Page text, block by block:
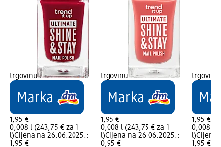
trgovinu
1,95 €
0,008 l (243,75 € za 1
l)Cijena na 26.06.2025.:
1,95 €
trgovinu
1,95 €
0,008 l (243,75 € za 1
l)Cijena na 26.06.2025.:
0,95 €
trgovinu
1,95 €
0,008 l
l)Cijena
1,95 €